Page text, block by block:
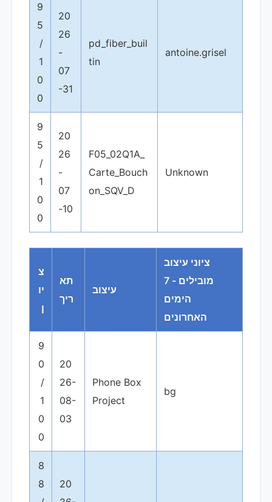
antoine.grisel
pd_fiber_buil
tin
20
26
-
07
-31
9
5
/
1
0
0
Unknown
F05_02Q1A_
Carte_Bouch
on_SQV_D
20
26
-
07
-10
9
5
/
1
0
0
ציוני עיצוב
מובילים - 7
הימים
האחרונים
עיצוב
תא
ריך
צ
יו
ן
bg
Phone Box
Project
20
26-
08-
03
9
0
/
1
0
0
20
8
8